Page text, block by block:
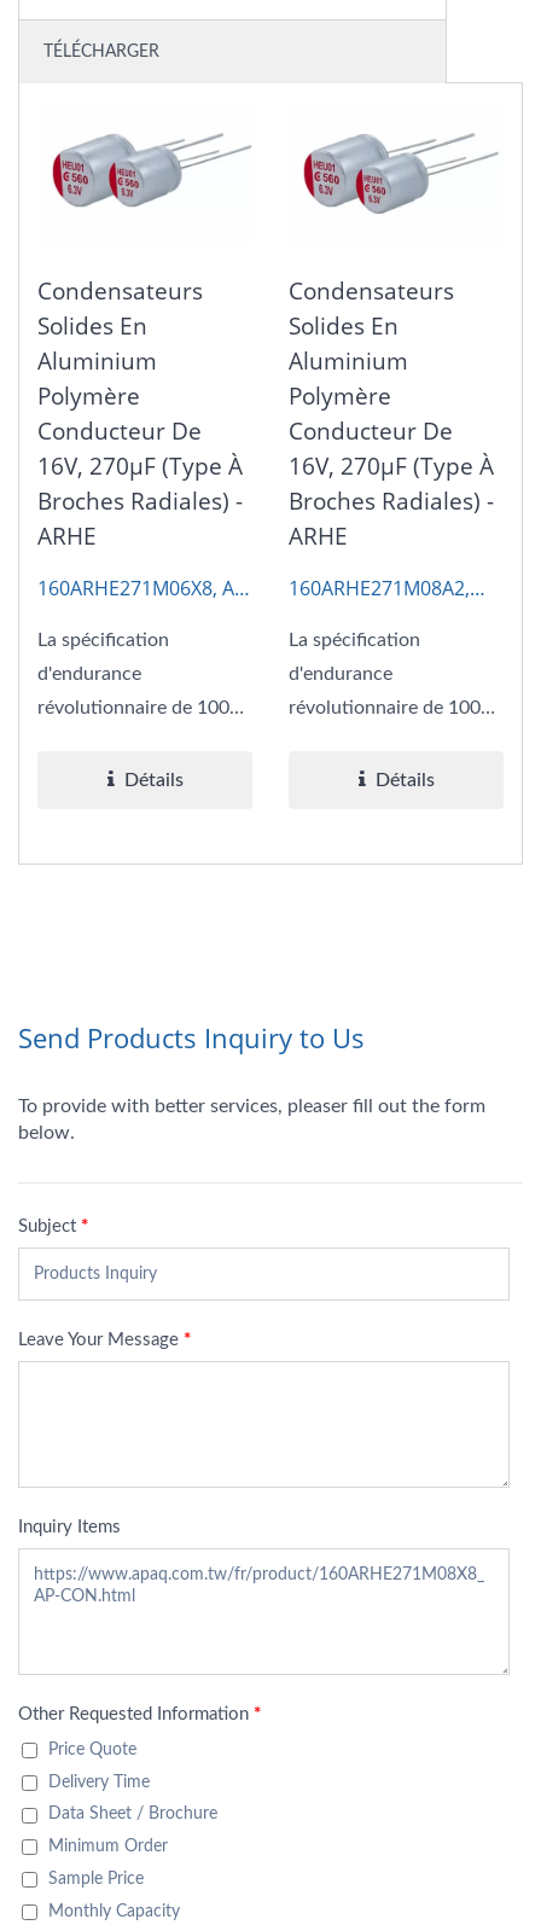
TÉLÉCHARGER
Condensateurs
Solides En
Aluminium
Polymère
Conducteur De
16V, 270μF (type À
Broches Radiales) -
ARHE
160ARHE271M06X8, AP-
La spécification
d'endurance
révolutionnaire de 1000
les problèmes...
Détails
Condensateurs
Solides En
Aluminium
Polymère
Conducteur De
16V, 270μF (type À
Broches Radiales) -
ARHE
160ARHE271M08A2,
La spécification
d'endurance
révolutionnaire de 1000
les problèmes...
Détails